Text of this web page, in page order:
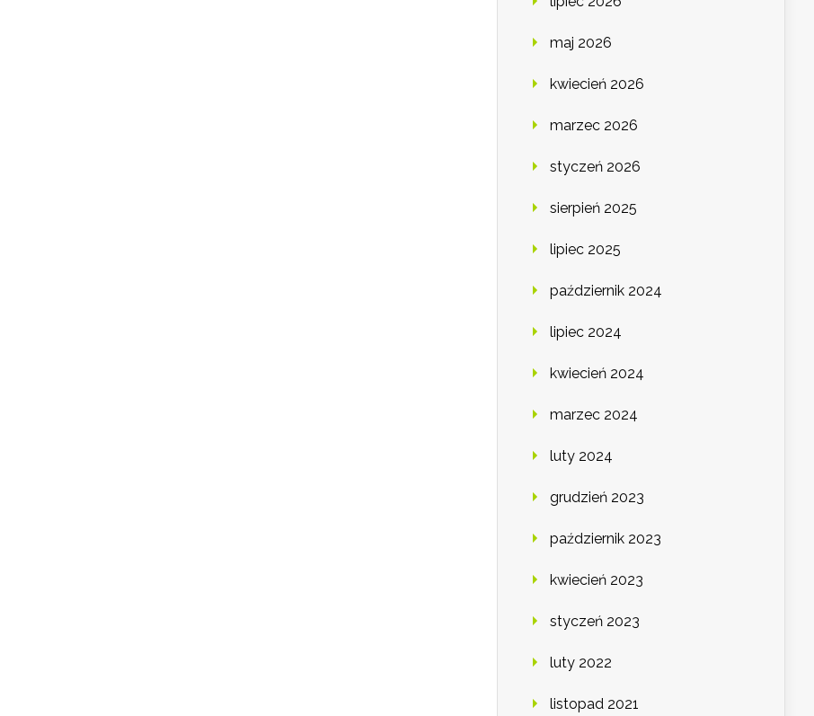
maj 2026
kwiecień 2026
marzec 2026
styczeń 2026
sierpień 2025
lipiec 2025
październik 2024
lipiec 2024
kwiecień 2024
marzec 2024
luty 2024
grudzień 2023
październik 2023
kwiecień 2023
styczeń 2023
luty 2022
listopad 2021